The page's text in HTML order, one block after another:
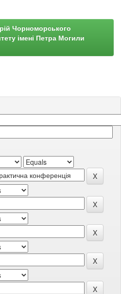
Чорноморського
імені Петра Могили